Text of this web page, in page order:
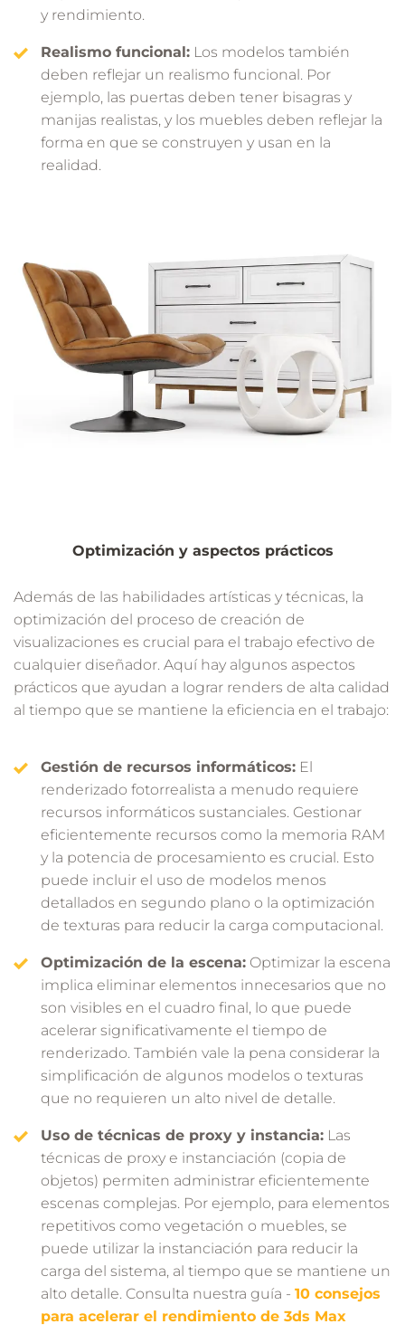
y rendimiento.
Realismo funcional: Los modelos también
deben reflejar un realismo funcional. Por
ejemplo, las puertas deben tener bisagras y
manijas realistas, y los muebles deben reflejar la
forma en que se construyen y usan en la
realidad.
Optimización y aspectos prácticos
Además de las habilidades artísticas y técnicas, la
optimización del proceso de creación de
visualizaciones es crucial para el trabajo efectivo de
cualquier diseñador. Aquí hay algunos aspectos
prácticos que ayudan a lograr renders de alta calidad
al tiempo que se mantiene la eficiencia en el trabajo:
Gestión de recursos informáticos: El
renderizado fotorrealista a menudo requiere
recursos informáticos sustanciales. Gestionar
eficientemente recursos como la memoria RAM
y la potencia de procesamiento es crucial. Esto
puede incluir el uso de modelos menos
detallados en segundo plano o la optimización
de texturas para reducir la carga computacional.
Optimización de la escena: Optimizar la escena
implica eliminar elementos innecesarios que no
son visibles en el cuadro final, lo que puede
acelerar significativamente el tiempo de
renderizado. También vale la pena considerar la
simplificación de algunos modelos o texturas
que no requieren un alto nivel de detalle.
Uso de técnicas de proxy y instancia: Las
técnicas de proxy e instanciación (copia de
objetos) permiten administrar eficientemente
escenas complejas. Por ejemplo, para elementos
repetitivos como vegetación o muebles, se
puede utilizar la instanciación para reducir la
carga del sistema, al tiempo que se mantiene un
alto detalle. Consulta nuestra guía - 10 consejos
para acelerar el rendimiento de 3ds Max